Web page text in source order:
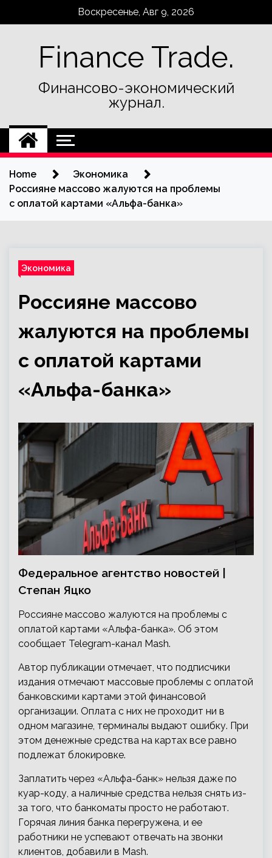
Воскресенье, Авг 9, 2026
Finance Trade.
Финансово-экономический
журнал.
Home
Экономика
Россияне массово жалуются на проблемы
с оплатой картами «Альфа-банка»
Экономика
Россияне массово
жалуются на проблемы
с оплатой картами
«Альфа-банка»
Федеральное агентство новостей |
Cтепан Яцко
Россияне массово жалуются на проблемы с
оплатой картами «Альфа-банка». Об этом
сообщает Telegram-канал Mash.
Автор публикации отмечает, что подписчики
издания отмечают массовые проблемы с оплатой
банковскими картами этой финансовой
организации. Оплата с них не проходит ни в
одном магазине, терминалы выдают ошибку. При
этом денежные средства на картах все равно
подлежат блокировке.
Заплатить через «Альфа-банк» нельзя даже по
куар-коду, а наличные средства нельзя снять из-
за того, что банкоматы просто не работают.
Горячая линия банка перегружена, и ее
работники не успевают отвечать на звонки
клиентов, добавили в Mash.